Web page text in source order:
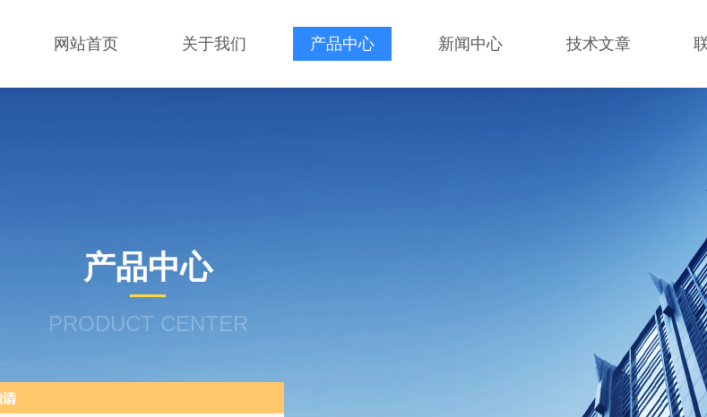
网站首页 关于我们 产品中心 新闻中心 技术文章
产品中心
PRODUCT CENTER